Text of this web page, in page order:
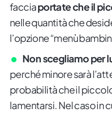
facciaportate che il
nelle quantità che
l’opzione “menù
Non scegliamo per
perché minore sarà
probabilità che il
lamentarsi. Nel caso in